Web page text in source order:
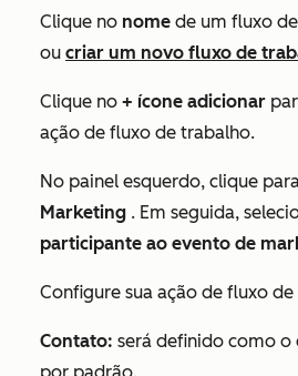
Clique no nome de um fluxo
ou criar um novo fluxo de
Clique no + ícone adicionar
ação de fluxo de trabalho.
No painel esquerdo, clique
Marketing . Em seguida,
participante ao evento de
Configure sua ação de fluxo
Contato: será definido como